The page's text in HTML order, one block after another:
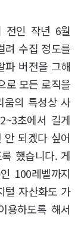
전인 작년 6월
려 수집 정도를
파 버전을 그해
로 모든 로직을
움의 특성상 사
초에서 길게
되겠다 싶어
했습니다. 게
100레벨까지
털 자산화도 가
용하도록 해서